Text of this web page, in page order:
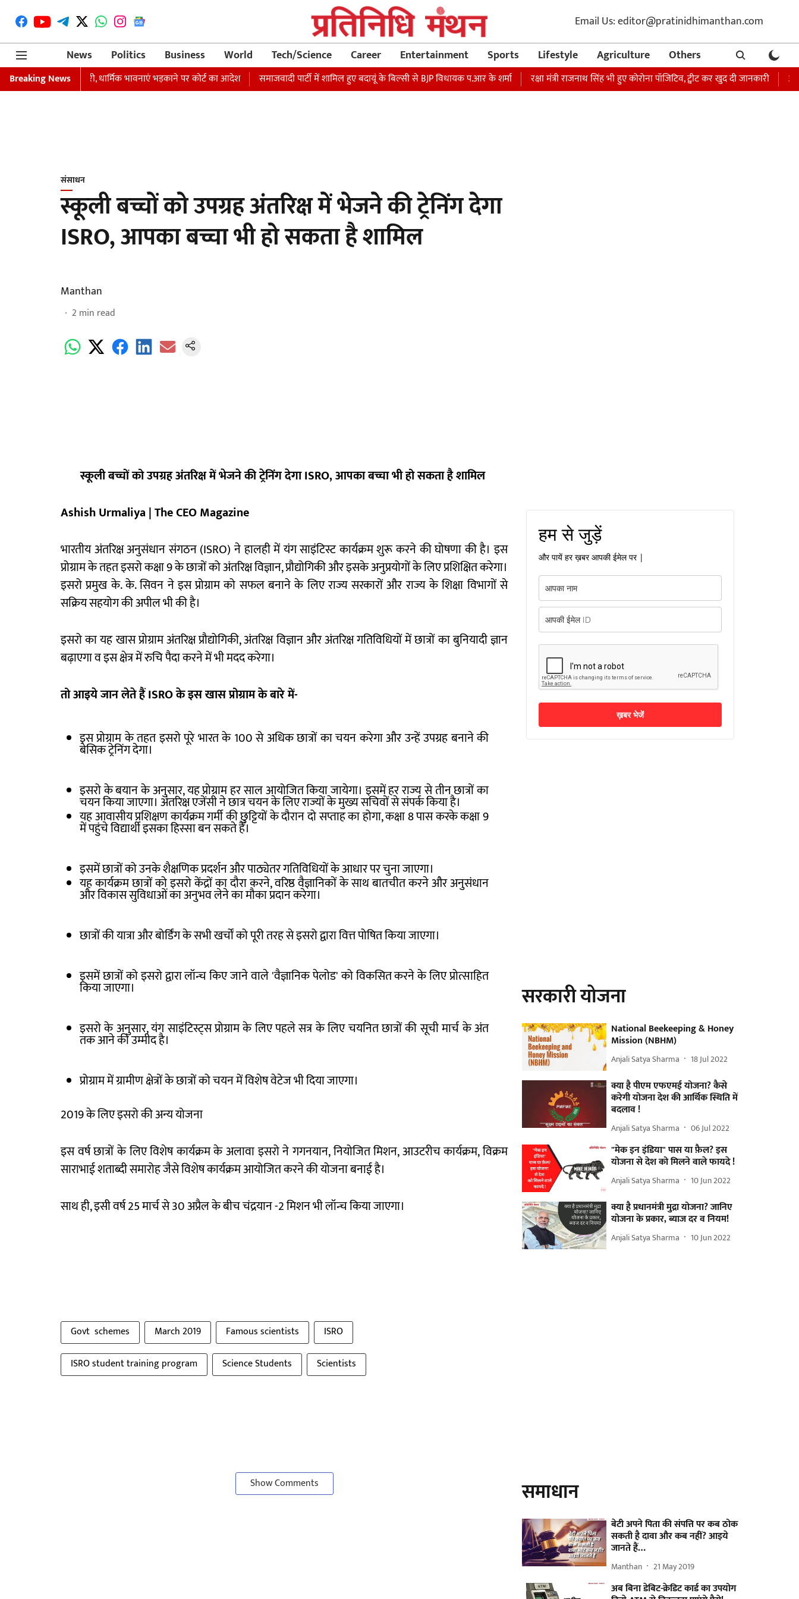
Email Us: editor@pratinidhimanthan.com
News
Politics Business World Tech/Science Career Entertainment Sports Lifestyle Agriculture Others
Breaking News
का वारंट जारी, धार्मिक भावनाएं भड़काने पर कोर्ट का आदेश समाजवादी पार्टी में शामिल हुए बदायूं के बिल्सी से BJP विधायक प.आर के शर्मा रक्षा मंत्री राजनाथ सिंह भी हुए कोरोना पॉजिटिव, ट्वीट कर खुद दी जानकारी अभिनेता
संसाधन
स्कूली बच्चों को उपग्रह अंतरिक्ष में भेजने की ट्रेनिंग देगा
ISRO, आपका बच्चा भी हो सकता है शामिल
Manthan
2 min read
स्कूली बच्चों को उपग्रह अंतरिक्ष में भेजने की ट्रेनिंग देगा ISRO,आपका बच्चा भी हो सकता है शामिल
Ashish Urmaliya | The CEO Magazine
भारतीय अंतरिक्ष अनुसंधान संगठन (ISRO) ने हालही में यंग साइंटिस्ट कार्यक्रम शुरू करने की घोषणा की है। इस
प्रोग्राम के तहत इसरो कक्षा 9 के छात्रों को अंतरिक्ष विज्ञान, प्रौद्योगिकी और इसके अनुप्रयोगों के लिए प्रशिक्षित करेगा।
इसरो प्रमुख के. के. सिवन ने इस प्रोग्राम को सफल बनाने के लिए राज्य सरकारों और राज्य के शिक्षा विभागों से
सक्रिय सहयोग की अपील भी की है।
इसरो का यह खास प्रोग्राम अंतरिक्ष प्रौद्योगिकी, अंतरिक्ष विज्ञान और अंतरिक्ष गतिविधियों में छात्रों का बुनियादी ज्ञान
बढ़ाएगा व इस क्षेत्र में रुचि पैदा करने में भी मदद करेगा।
तो आइये जान लेते हैं ISROके इस खास प्रोग्राम के बारे में-
इस प्रोग्राम के तहत इसरो पूरे भारत के 100 से अधिक छात्रों का चयन करेगा और उन्हें उपग्रह बनाने की
बेसिक ट्रेनिंग देगा।
इसरो के बयान के अनुसार, यह प्रोग्राम हर साल आयोजित किया जायेगा। इसमें हर राज्य से तीन छात्रों का
चयन किया जाएगा। अंतरिक्ष एजेंसी ने छात्र चयन के लिए राज्यों के मुख्य सचिवों से संपर्क किया है।
यह आवासीय प्रशिक्षण कार्यक्रम गर्मी की छुट्टियों के दौरान दो सप्ताह का होगा, कक्षा 8 पास करके कक्षा 9
में पहुंचे विद्यार्थी इसका हिस्सा बन सकते हैं।
इसमें छात्रों को उनके शैक्षणिक प्रदर्शन और पाठ्येतर गतिविधियों के आधार पर चुना जाएगा।
यह कार्यक्रम छात्रों को इसरो केंद्रों का दौरा करने, वरिष्ठ वैज्ञानिकों के साथ बातचीत करने और अनुसंधान
और विकास सुविधाओं का अनुभव लेने का मौका प्रदान करेगा।
छात्रों की यात्रा और बोर्डिंग के सभी खर्चों को पूरी तरह से इसरो द्वारा वित्त पोषित किया जाएगा।
इसमें छात्रों को इसरो द्वारा लॉन्च किए जाने वाले 'वैज्ञानिक पेलोड' को विकसित करने के लिए प्रोत्साहित
किया जाएगा।
इसरो के अनुसार, यंग साइंटिस्ट्स प्रोग्राम के लिए पहले सत्र के लिए चयनित छात्रों की सूची मार्च के अंत
तक आने की उम्मीद है।
प्रोग्राम में ग्रामीण क्षेत्रों के छात्रों को चयन में विशेष वेटेज भी दिया जाएगा।
2019 के लिए इसरो की अन्य योजना
इस वर्ष छात्रों के लिए विशेष कार्यक्रम के अलावा इसरो ने गगनयान, नियोजित मिशन, आउटरीच कार्यक्रम, विक्रम
साराभाई शताब्दी समारोह जैसे विशेष कार्यक्रम आयोजित करने की योजना बनाई है।
साथ ही, इसी वर्ष 25 मार्च से 30 अप्रैल के बीच चंद्रयान -2 मिशन भी लॉन्च किया जाएगा।
Govt schemes March 2019 Famous scientists
ISRO
ISRO student training program
Science Students Scientists
Show Comments
हम से जुड़ें
और पायें हर ख़बर आपकी ईमेल पर |
ख़बर भेजें
सरकारी योजना
National Beekeeping & Honey
Mission (NBHM)
Anjali Satya Sharma 18 Jul 2022
क्या है पीएम एफएमई योजना? कैसे
करेगी योजना देश की आर्थिक स्थिति में
बदलाव !
Anjali Satya Sharma 06 Jul 2022
"मेक इन इंडिया" पास या फ़ैल? इस
योजना से देश को मिलने वाले फायदे !
Anjali Satya Sharma 10 Jun 2022
क्या है प्रधानमंत्री मुद्रा योजना? जानिए
योजना के प्रकार, ब्याज दर व नियम!
Anjali Satya Sharma 10 Jun 2022
समाधान
बेटी अपने पिता की संपत्ति पर कब ठोक
सकती है दावा और कब नहीं? आइये
जानते हैं…
Manthan 21 May 2019
अब बिना डेबिट-क्रेडिट कार्ड का उपयोग